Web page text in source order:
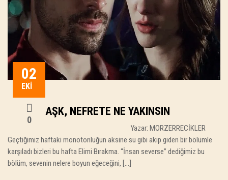
02
EKI
0
AŞK, NEFRETE NE YAKINSIN
Yazar: MORZERRECİKLER
Geçtiğimiz haftaki monotonluğun aksine su gibi akıp giden bir bölümle
karşıladı bizleri bu hafta Elimi Bırakma. “İnsan severse” dediğimiz bu
bölüm, sevenin nelere boyun eğeceğini, […]